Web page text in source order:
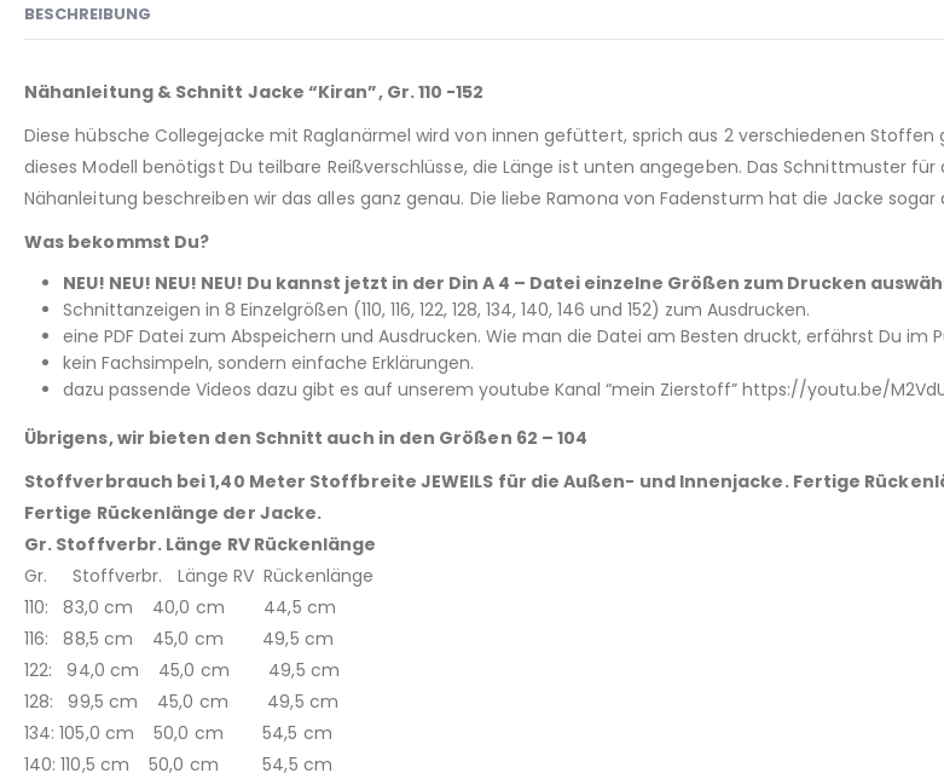
BESCHREIBUNG
Nähanleitung & Schnitt Jacke “Kiran”, Gr. 110 -152
Diese hübsche Collegejacke mit Raglanärmel wird von innen gefüttert, sprich aus 2 verschiedenen
dieses Modell benötigst Du teilbare Reißverschlüsse, die Länge ist unten angegeben. Das Schnittmuster
Nähanleitung beschreiben wir das alles ganz genau. Die liebe Ramona von Fadensturm hat die Jacke
Was bekommst Du?
NEU! NEU! NEU! NEU! Du kannst jetzt in der Din A 4 – Datei einzelne Größen zum Drucken
Schnittanzeigen in 8 Einzelgrößen (110, 116, 122, 128, 134, 140, 146 und 152) zum Ausdrucken.
eine PDF Datei zum Abspeichern und Ausdrucken. Wie man die Datei am Besten druckt, erfährst Du im
kein Fachsimpeln, sondern einfache Erklärungen.
dazu passende Videos dazu gibt es auf unserem youtube Kanal “mein Zierstoff” https://youtu.be/
Übrigens, wir bieten den Schnitt auch in den Größen 62 – 104
Stoffverbrauch bei 1,40 Meter Stoffbreite JEWEILS für die Außen- und Innenjacke. Fertige
Fertige Rückenlänge der Jacke.
Gr. Stoffverbr. Länge RV Rückenlänge
Gr. Stoffverbr. Länge RV Rückenlänge
110: 83,0 cm 40,0 cm 44,5 cm
116: 88,5 cm 45,0 cm 49,5 cm
122: 94,0 cm 45,0 cm 49,5 cm
128: 99,5 cm 45,0 cm 49,5 cm
134: 105,0 cm 50,0 cm 54,5 cm
140: 110,5 cm 50,0 cm 54,5 cm